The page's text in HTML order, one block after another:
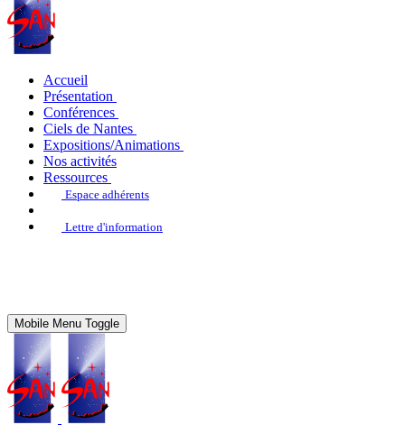
Accueil
Présentation
Conférences
Ciels de Nantes
Expositions/Animations
Nos activités
Ressources
Espace adhérents
Lettre d'information
Mobile Menu Toggle